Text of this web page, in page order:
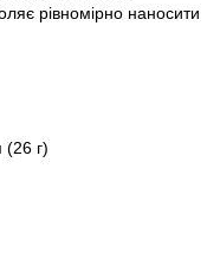
рівномірно наносити
(26 г)